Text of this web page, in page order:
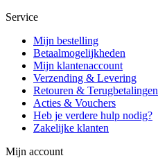
Service
Mijn bestelling
Betaalmogelijkheden
Mijn klantenaccount
Verzending & Levering
Retouren & Terugbetalingen
Acties & Vouchers
Heb je verdere hulp nodig?
Zakelijke klanten
Mijn account